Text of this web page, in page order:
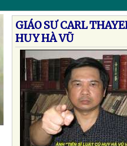
GIÁO SƯ CARL
HUY HÀ VŨ